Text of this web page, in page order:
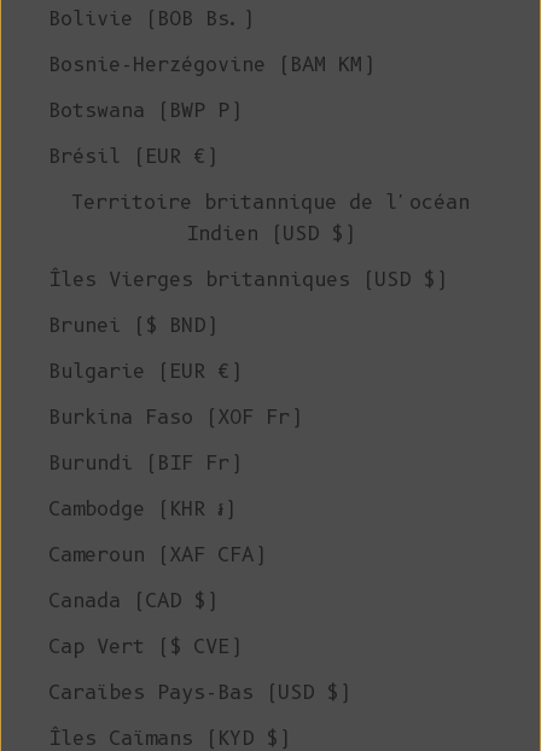
Bolivie (BOB Bs.)
Bosnie-Herzégovine (BAM КМ)
Botswana (BWP P)
Brésil (EUR €)
Territoire britannique de l'océan
Indien (USD $)
Îles Vierges britanniques (USD $)
Brunei ($ BND)
Bulgarie (EUR €)
Burkina Faso (XOF Fr)
Burundi (BIF Fr)
Cambodge (KHR ៛)
Cameroun (XAF CFA)
Canada (CAD $)
Cap Vert ($ CVE)
Caraïbes Pays-Bas (USD $)
Îles Caïmans (KYD $)